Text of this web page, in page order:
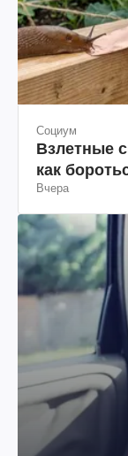
Социум
Взлетные
как
Вчера